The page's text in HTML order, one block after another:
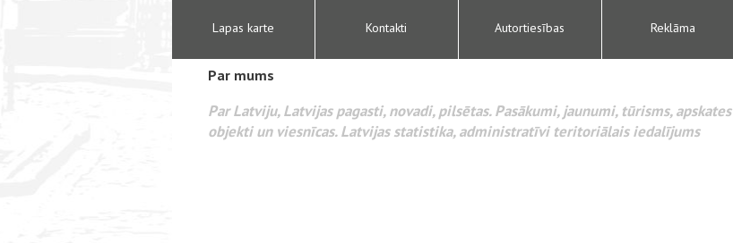
Lapas karte Kontakti Autortiesības Reklāma
Par mums
Par Latviju, Latvijas pagasti, novadi, pilsētas. Pasākumi, jaunumi, tūrisms, apskates
objekti un viesnīcas. Latvijas statistika, administratīvi teritoriālais iedalījums